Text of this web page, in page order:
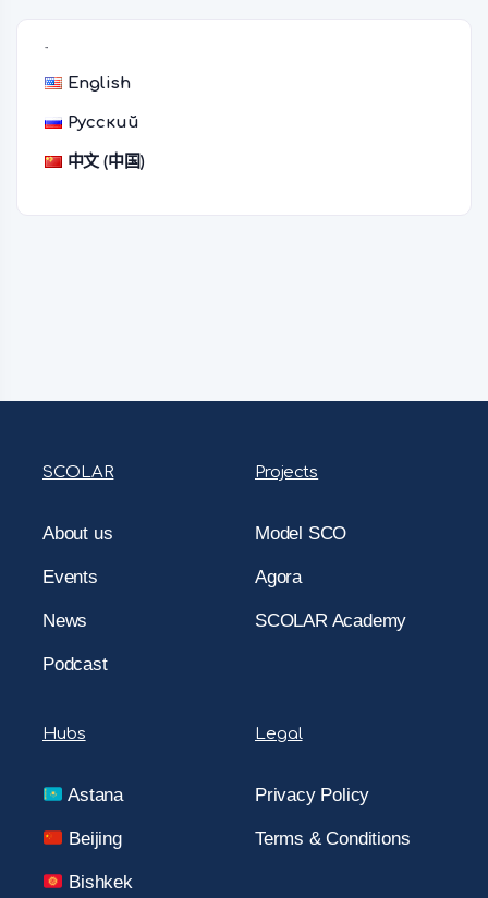
English
Русский
中文 (中国)
SCOLAR
About us
Events
News
Podcast
Projects
Model SCO
Agora
SCOLAR Academy
Hubs
Astana
Beijing
Bishkek
Legal
Privacy Policy
Terms & Conditions